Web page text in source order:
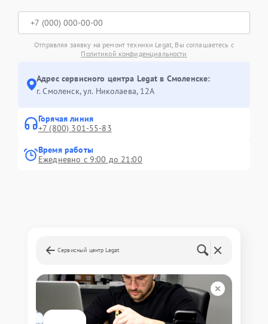
Отправляя заявку на ремонт техники Legat, Вы соглашаетесь с
Политикой конфиденциальности
Адрес сервисного центра Legat в Смоленске:
г. Смоленск, ул. Николаева, 12А
Горячая линия
+7 (800) 301-55-83
Время работы
Ежедневно с 9:00 до 21:00
Сервисный центр Legat